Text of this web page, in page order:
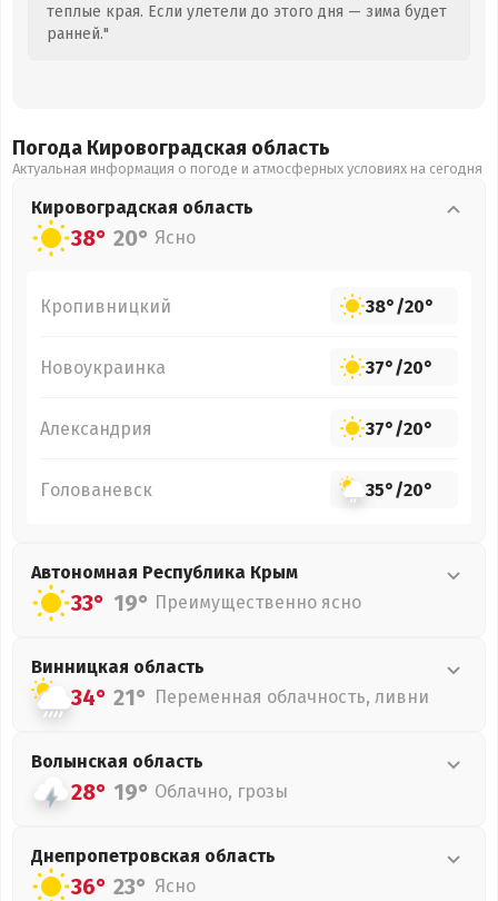
теплые края. Если улетели до этого дня — зима будет
ранней."
Погода Кировоградская область
Актуальная информация о погоде и атмосферных условиях на сегодня
Кировоградская область
38° 20° Ясно
Кропивницкий 38°/20°
Новоукраинка 37°/20°
Александрия 37°/20°
Голованевск 35°/20°
Автономная Республика Крым
33° 19° Преимущественно ясно
Винницкая область
34° 21° Переменная облачность, ливни
Волынская область
28° 19° Облачно, грозы
Днепропетровская область
36° 23° Ясно